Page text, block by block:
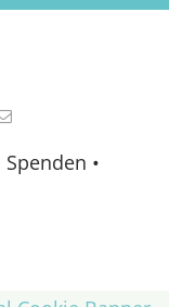
Spenden •